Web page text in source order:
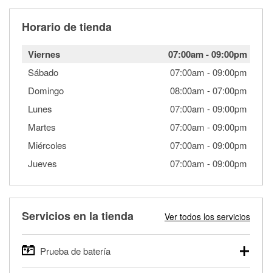
Horario de tienda
Viernes 07:00am-09:00pm
Sábado 07:00am -09:00pm
Domingo
08:00am -07:00pm
Lunes
07:00am -09:00pm
Martes
07:00am -09:00pm
Miércoles
07:00am -09:00pm
Jueves
07:00am -09:00pm
Servicios en la tienda Ver todos los servicios
Prueba de batería